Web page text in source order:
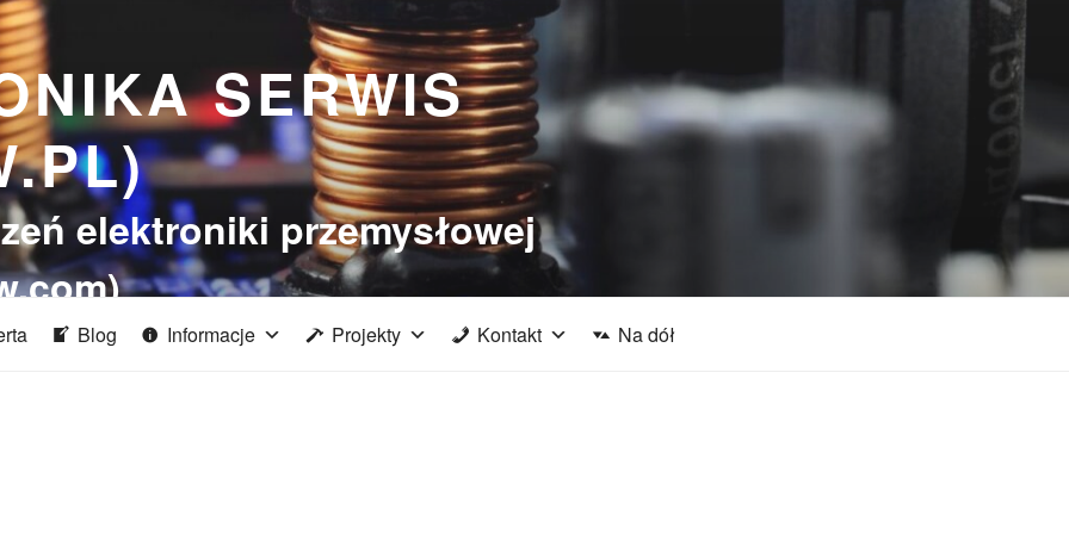
SERWIS
elektroniki przemysłowej
Blog Informacje Projekty Kontakt Na dół